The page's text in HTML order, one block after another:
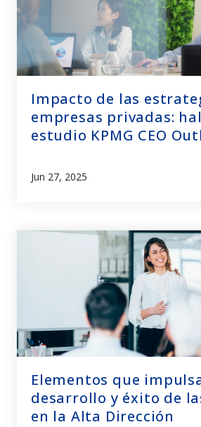
Impacto de las
empresas privadas:
estudio KPMG CEO
Jun 27, 2025
Elementos que
desarrollo y éxito de
en la Alta Dirección